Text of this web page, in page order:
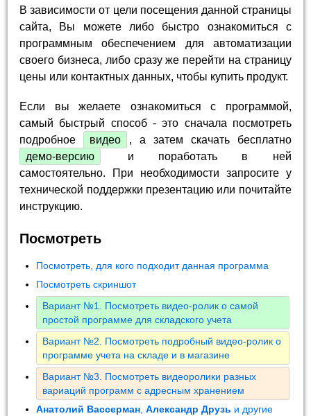
В зависимости от цели посещения данной страницы
сайта, Вы можете либо быстро ознакомиться с
программным обеспечением для автоматизации
своего бизнеса, либо сразу же перейти на страницу
цены или контактных данных, чтобы купить продукт.
Если вы желаете ознакомиться с программой,
самый быстрый способ - это сначала посмотреть
подробное
видео
, а затем скачать бесплатно
демо-версию
и поработать в ней
самостоятельно. При необходимости запросите у
технической поддержки презентацию или почитайте
инструкцию.
Посмотреть
Посмотреть, для кого подходит данная программа
Посмотреть скриншот
Вариант №1. Посмотреть видео-ролик о самой
простой программе для складского учета
Вариант №2. Посмотреть подробный видео-ролик о
программе учета на складе и в магазине
Вариант №3. Посмотреть видеоролики разных
вариаций программ с адресным хранением
Анатолий Вассерман ,Александр Друзь и другие